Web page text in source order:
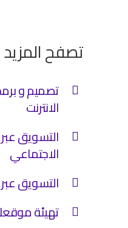
تصفح
تصميم و
الانترنت
التسويق
الاجتماعي
التسويق عبر
تهيئة